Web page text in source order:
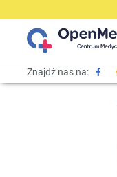
Znajdź nas na: